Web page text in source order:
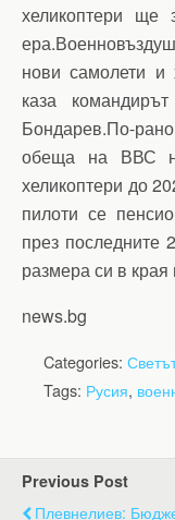
хеликоптери ще
нови самолети и
каза
Бондарев.По-
обеща на ВВС
хеликоптери до
пилоти се
през последните
размера си в
news.bg
Categories:
Tags: Русия,
Previous Post
Плевнелиев: